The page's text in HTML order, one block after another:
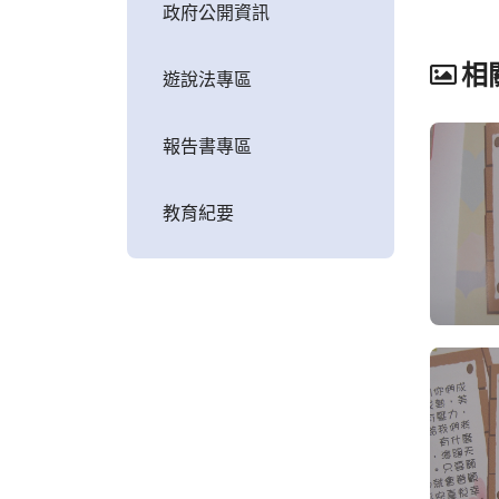
政府公開資訊
遊說法專區
報告書專區
教育紀要
相